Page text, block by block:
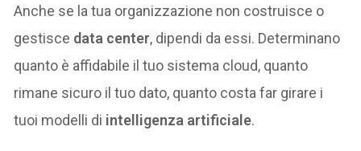
Anche se la tua organizzazione non costruisce o
gestisce data center, dipendi da essi. Determinano
quanto è affidabile il tuo sistema cloud, quanto
rimane sicuro il tuo dato, quanto costa far girare i
tuoi modelli di intelligenza artificiale.